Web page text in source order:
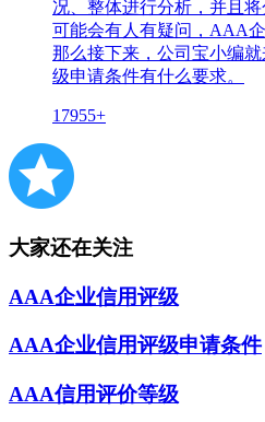
况、整体进行分析，并且将
可能会有人有疑问，AAA
那么接下来，公司宝小编
级申请条件有什么要求。
17955+
大家还在关注
AAA企业信用评级
AAA企业信用评级申请条件
AAA信用评价等级